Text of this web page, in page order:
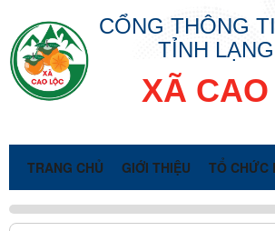
CỔNG THÔNG
TỈNH
XÃ
TRANG CHỦ GIỚI THIỆU TỔ CHỨC